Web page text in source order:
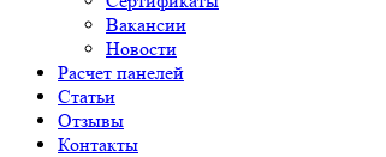
Вакансии
Новости
Расчет панелей
Статьи
Отзывы
Контакты